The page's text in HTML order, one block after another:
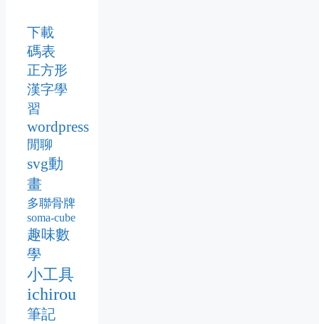
下載
碼表
正方形
漢字學
習
wordpress
閒聊
svg動
畫
多聯骨牌
soma-cube
趣味數
學
小工具
ichirou
筆記